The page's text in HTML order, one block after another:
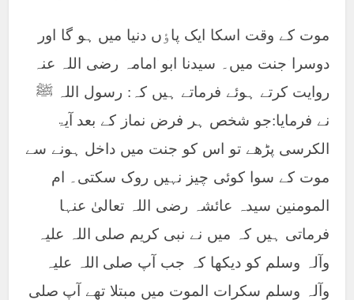
موت کے وقت اسکا ایک پاٶں دنیا میں ہو گا اور
دوسرا جنت میں۔ سیدنا ابو امامہ رضی اللہ عنہ
روایت کرتے ہوئے فرماتے ہیں کہ: رسول اللہ ﷺ
نے فرمایا:جو شخص ہر فرض نماز کے بعد آیۃ
الکرسی پڑھے تو اس کو جنت میں داخل ہونے سے
موت کے سوا کوئی چیز نہیں روک سکتی۔ ام
المومنین سیدہ عائشہ رضی اللہ تعالیٰ عنہا
فرماتی ہیں کہ میں نے نبی کریم صلی اللہ علیہ
وآلہ وسلم کو دیکھا کہ جب آپ صلی اللہ علیہ
وآلہ وسلم سکرات الموت میں مبتلا تھے آپ صلی